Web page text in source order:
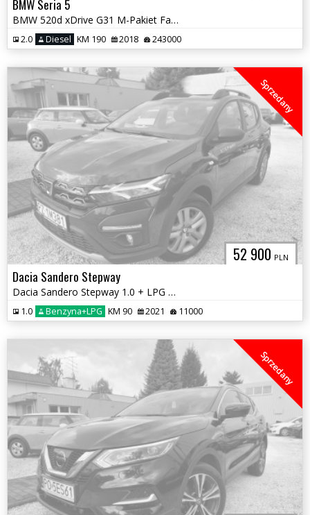
BMW Seria 5
BMW 520d xDrive G31 M-Pakiet Faktura Vat 23% Salon Polska
2.0 Diesel KM 190 2018 243000
52 900 PLN
Sprzedany
Dacia Sandero Stepway
Dacia Sandero Stepway 1.0 + LPG Salon Polska 1-właściciel
1.0 Benzyna+LPG KM 90 2021 11000
Sprzedany